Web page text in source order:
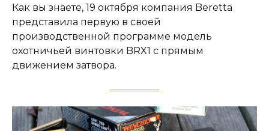
Как вы знаете, 19 октября компания Beretta
представила первую в своей
производственной программе модель
охотничьей винтовки BRX1 с прямым
движением затвора.